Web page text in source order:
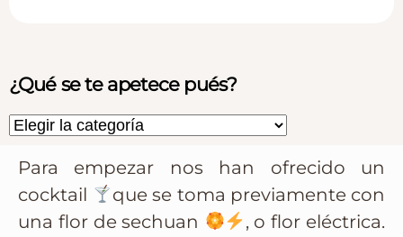
Para empezar nos han ofrecido un
cocktail
que se toma previamente con
una flor de sechuan
, o flor eléctrica.
¿Qué se te apetece pués?